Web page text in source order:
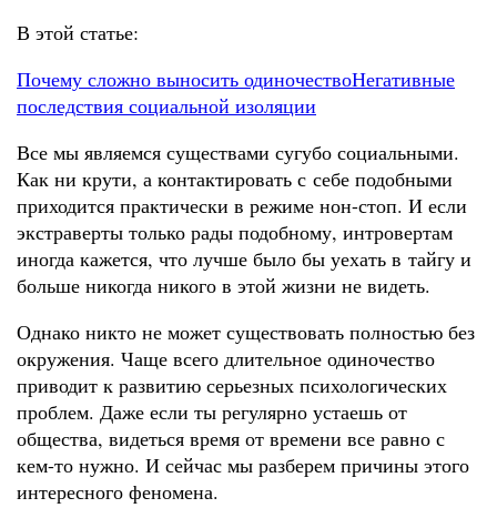
В этой статье:
Почему сложно выносить одиночествоНегативные
последствия социальной изоляции
Все мы являемся существами сугубо социальными.
Как ни крути, а контактировать с себе подобными
приходится практически в режиме нон-стоп. И если
экстраверты только рады подобному, интровертам
иногда кажется, что лучше было бы уехать в тайгу и
больше никогда никого в этой жизни не видеть.
Однако никто не может существовать полностью без
окружения. Чаще всего длительное одиночество
приводит к развитию серьезных психологических
проблем. Даже если ты регулярно устаешь от
общества, видеться время от времени все равно с
кем-то нужно. И сейчас мы разберем причины этого
интересного феномена.